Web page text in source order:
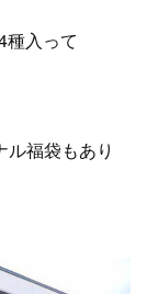
種入って
ル福袋もあり